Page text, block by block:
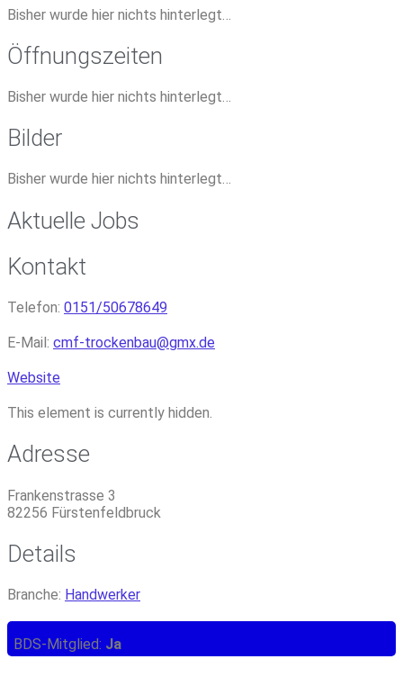
Bisher wurde hier nichts hinterlegt…
Öffnungszeiten
Bisher wurde hier nichts hinterlegt…
Bilder
Bisher wurde hier nichts hinterlegt…
Aktuelle Jobs
Kontakt
Telefon: 0151/50678649
E-Mail: cmf-trockenbau@gmx.de
Website
This element is currently hidden.
Adresse
Frankenstrasse 3
82256 Fürstenfeldbruck
Details
Branche: Handwerker
BDS-Mitglied: Ja